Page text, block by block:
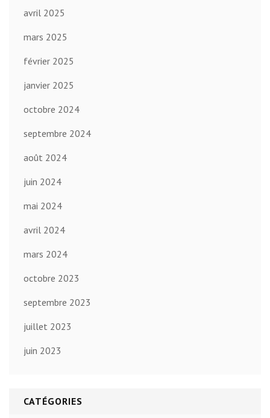
avril 2025
mars 2025
février 2025
janvier 2025
octobre 2024
septembre 2024
août 2024
juin 2024
mai 2024
avril 2024
mars 2024
octobre 2023
septembre 2023
juillet 2023
juin 2023
CATÉGORIES